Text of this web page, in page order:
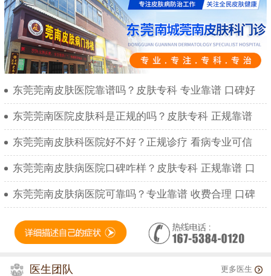
东莞莞南皮肤医院靠谱吗？皮肤专科 专业靠谱 口碑好
东莞莞南医院皮肤科是正规的吗？皮肤专科 正规靠谱
东莞莞南皮肤科医院好不好？正规诊疗 看病专业可信
东莞莞南皮肤病医院口碑咋样？皮肤专科 正规靠谱 口
东莞莞南皮肤病医院可靠吗？专业靠谱 收费合理 口碑
医生团队 更多医生